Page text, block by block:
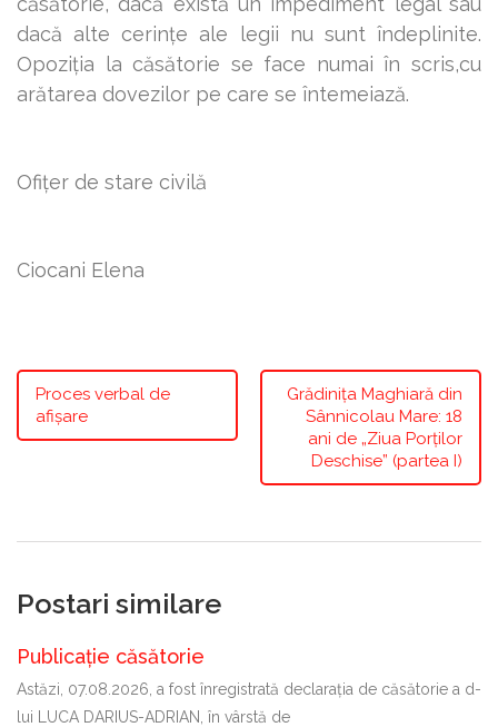
dacă alte cerinţe ale legii nu sunt îndeplinite.
Opoziţia la căsătorie se face numai în scris,cu
arătarea dovezilor pe care se întemeiază.
Ofiţer de stare civilă
Ciocani Elena
Proces verbal de
afișare
Grădinița Maghiară din
Sânnicolau Mare: 18
ani de „Ziua Porților
Deschise” (partea I)
Postari similare
Publicație căsătorie
Astăzi, 07.08.2026, a fost înregistrată declaraţia de căsătorie a d-
lui LUCA DARIUS-ADRIAN, în vârstă de